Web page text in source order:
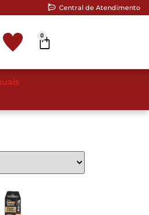
Central de Atendimento
0